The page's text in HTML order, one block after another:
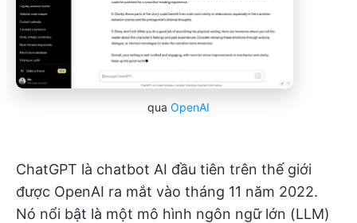
qua OpenAI
ChatGPT là chatbot AI đầu tiên trên thế giới
được OpenAI ra mắt vào tháng 11 năm 2022.
Nó nổi bật là một mô hình ngôn ngữ lớn (LLM)